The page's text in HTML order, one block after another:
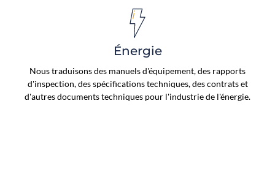
Énergie
Nous traduisons des manuels d'équipement, des rapports
d'inspection, des spécifications techniques, des contrats et
d'autres documents techniques pour l'industrie de l'énergie.